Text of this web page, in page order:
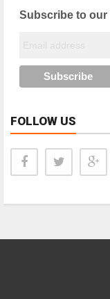
Subscribe to our
FOLLOW US